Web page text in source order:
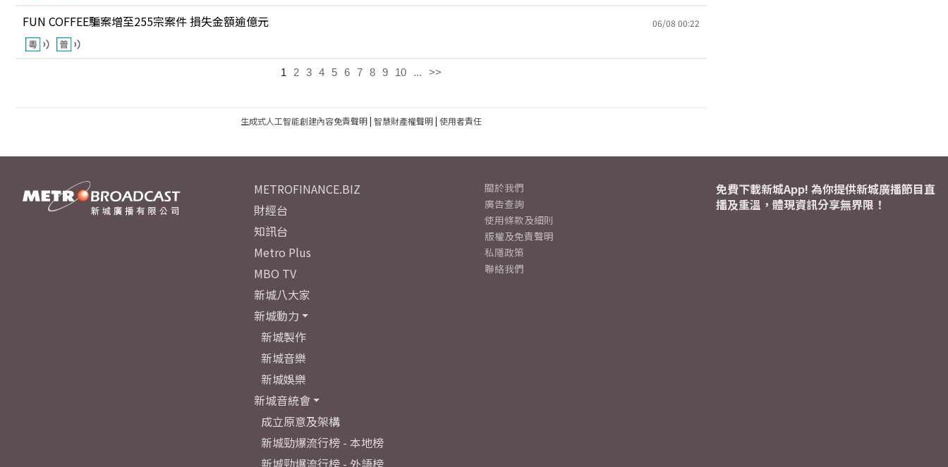
FUN COFFEE騙案增至255宗案件 損失金額逾億元 06/08 00:22
1 2 3 4 5 6 7 8 9 10 ... >>
生成式人工智能創建內容免責聲明| 智慧財產權聲明| 使用者責任
METROFINANCE.BIZ
財經台
知訊台
Metro Plus
MBO TV
新城八大家
新城動力
新城製作
新城音樂
新城娛樂
新城音統會
成立原意及架構
新城勁爆流行榜 - 本地榜
新城勁爆流行榜 - 外語榜
關於我們
廣告查詢
使用條款及細則
版權及免責聲明
私隱政策
聯絡我們
免費下載新城App! 為你提供新城廣播節目直
播及重溫，體現資訊分享無界限！